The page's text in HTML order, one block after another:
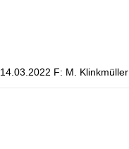
14.03.2022 F: M. Klinkmüller